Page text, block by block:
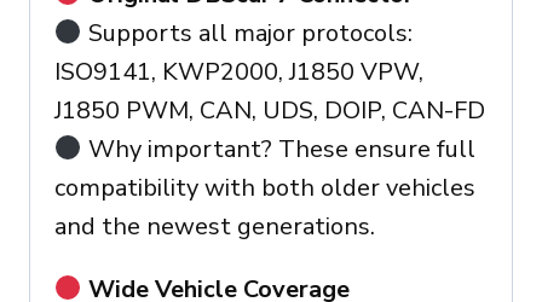
Supports all major protocols:
ISO9141, KWP2000, J1850 VPW,
J1850 PWM, CAN, UDS, DOIP, CAN-FD
Why important? These ensure full
compatibility with both older vehicles
and the newest generations.
Wide Vehicle Coverage